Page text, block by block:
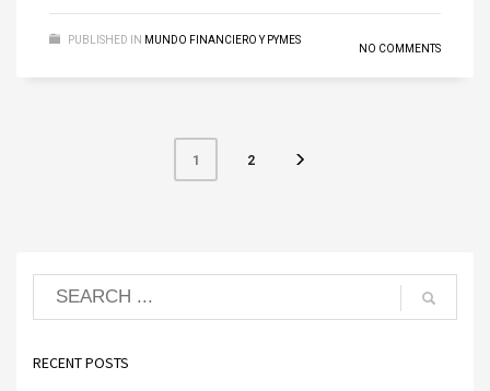
PUBLISHED IN MUNDO FINANCIERO Y PYMES
NO COMMENTS
1 2
RECENT POSTS